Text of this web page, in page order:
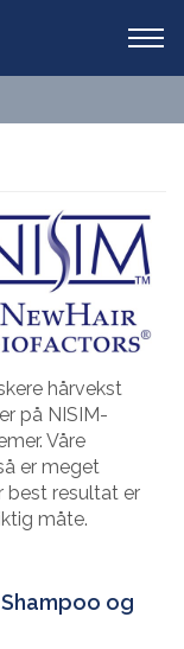
hårvekst
på NISIM-
Våre
er meget
best resultat er
måte.
og